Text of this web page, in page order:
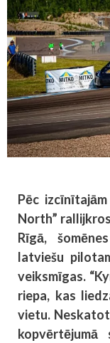
Pēc
North”
Rīgā,
latviešu
veiksmīgas.
riepa, kas
vietu.
kopvērtējumā